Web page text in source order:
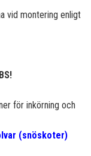
vid montering enligt
för inkörning och
(snöskoter)